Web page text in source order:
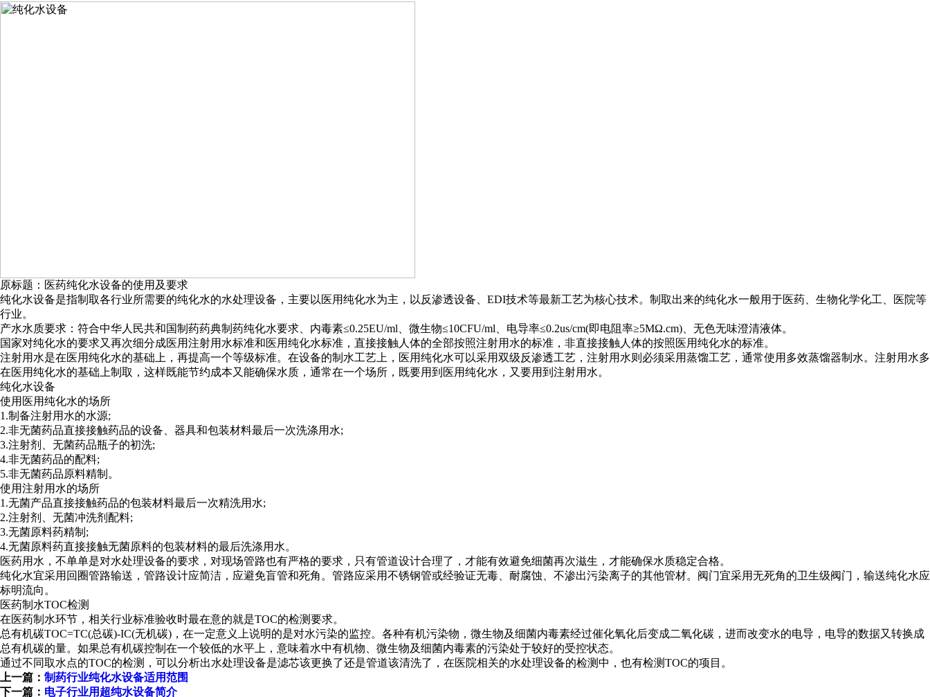
原标题：医药纯化水设备的使用及要求
纯化水设备是指制取各行业所需要的纯化水的水处理设备，主要以医用纯化水为主，以反渗透设备、EDI技术等最新工艺为核心技术。制取出来的纯化水一般用于医药、生物化学化工、医院等
行业。
产水水质要求：符合中华人民共和国制药药典制药纯化水要求、内毒素≤0.25EU/ml、微生物≤10CFU/ml、电导率≤0.2us/cm(即电阻率≥5MΩ.cm)、无色无味澄清液体。
国家对纯化水的要求又再次细分成医用注射用水标准和医用纯化水标准，直接接触人体的全部按照注射用水的标准，非直接接触人体的按照医用纯化水的标准。
注射用水是在医用纯化水的基础上，再提高一个等级标准。在设备的制水工艺上，医用纯化水可以采用双级反渗透工艺，注射用水则必须采用蒸馏工艺，通常使用多效蒸馏器制水。注射用水多
在医用纯化水的基础上制取，这样既能节约成本又能确保水质，通常在一个场所，既要用到医用纯化水，又要用到注射用水。
纯化水设备
使用医用纯化水的场所
1.制备注射用水的水源;
2.非无菌药品直接接触药品的设备、器具和包装材料最后一次洗涤用水;
3.注射剂、无菌药品瓶子的初洗;
4.非无菌药品的配料;
5.非无菌药品原料精制。
使用注射用水的场所
1.无菌产品直接接触药品的包装材料最后一次精洗用水;
2.注射剂、无菌冲洗剂配料;
3.无菌原料药精制;
4.无菌原料药直接接触无菌原料的包装材料的最后洗涤用水。
医药用水，不单单是对水处理设备的要求，对现场管路也有严格的要求，只有管道设计合理了，才能有效避免细菌再次滋生，才能确保水质稳定合格。
纯化水宜采用回圈管路输送，管路设计应简洁，应避免盲管和死角。管路应采用不锈钢管或经验证无毒、耐腐蚀、不渗出污染离子的其他管材。阀门宜采用无死角的卫生级阀门，输送纯化水应
标明流向。
医药制水TOC检测
在医药制水环节，相关行业标准验收时最在意的就是TOC的检测要求。
总有机碳TOC=TC(总碳)-IC(无机碳)，在一定意义上说明的是对水污染的监控。各种有机污染物，微生物及细菌内毒素经过催化氧化后变成二氧化碳，进而改变水的电导，电导的数据又转换成
总有机碳的量。如果总有机碳控制在一个较低的水平上，意味着水中有机物、微生物及细菌内毒素的污染处于较好的受控状态。
通过不同取水点的TOC的检测，可以分析出水处理设备是滤芯该更换了还是管道该清洗了，在医院相关的水处理设备的检测中，也有检测TOC的项目。
上一篇： 制药行业纯化水设备适用范围
下一篇： 电子行业用超纯水设备简介